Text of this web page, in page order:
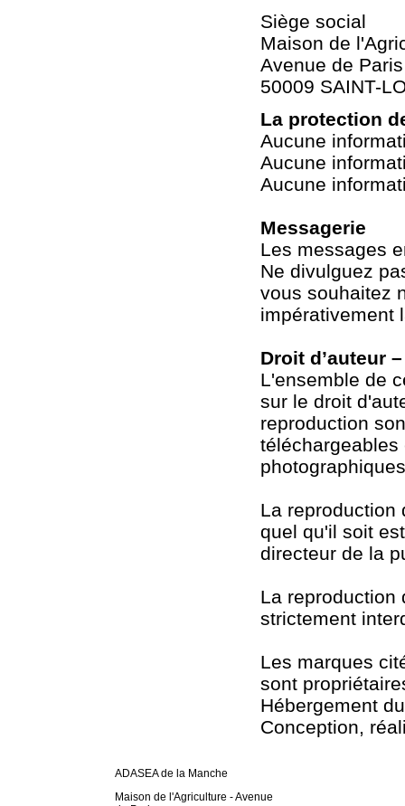
Siège social
Maison de
Avenue de Paris
50009 SAINT-
La protection
Aucune
Aucune
Aucune
Messagerie
Les messages
Ne divulguez
vous souhaitez
impérativement
Droit d’auteur
L'ensemble de
sur le droit
reproduction
La reproduction
quel qu'il soit
directeur de la
La reproduction
strictement
Les marques
sont
Hébergement
Conception,
ADASEA de la Manche
Maison de l'Agriculture - Avenue